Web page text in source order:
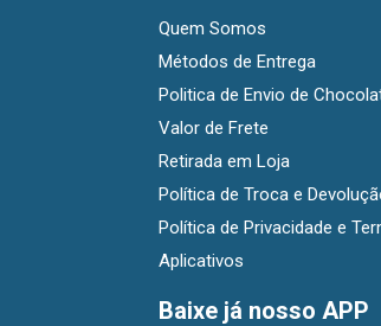
Quem Somos
Métodos de Entrega
Politica de Envio de
Valor de Frete
Retirada em Loja
Política de Troca e
Política de Privacidade e
Aplicativos
Baixe já nosso APP